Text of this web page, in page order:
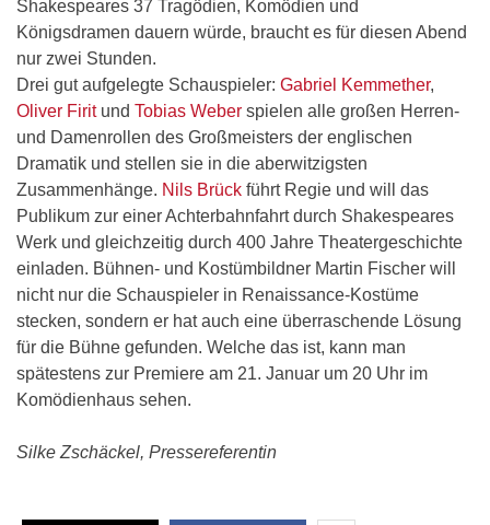
Shakespeares 37 Tragödien, Komödien und
Königsdramen dauern würde, braucht es für diesen Abend
nur zwei Stunden.
Drei gut aufgelegte Schauspieler: Gabriel Kemmether,
Oliver Firitund Tobias Weber spielen alle großen Herren-
und Damenrollen des Großmeisters der englischen
Dramatik und stellen sie in die aberwitzigsten
Zusammenhänge. Nils Brück führt Regie und will das
Publikum zur einer Achterbahnfahrt durch Shakespeares
Werk und gleichzeitig durch 400 Jahre Theatergeschichte
einladen. Bühnen- und Kostümbildner Martin Fischer will
nicht nur die Schauspieler in Renaissance-Kostüme
stecken, sondern er hat auch eine überraschende Lösung
für die Bühne gefunden. Welche das ist, kann man
spätestens zur Premiere am 21. Januar um 20 Uhr im
Komödienhaus sehen.
Silke Zschäckel, Pressereferentin